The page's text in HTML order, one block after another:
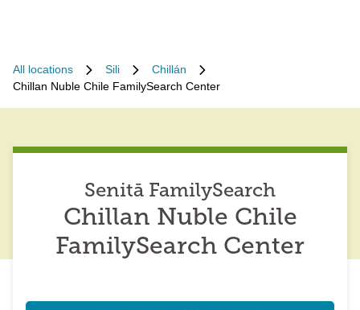
All locations Sili
Chillán
Chillan Nuble Chile FamilySearch Center
Senitā FamilySearch
Chillan Nuble Chile
FamilySearch Center